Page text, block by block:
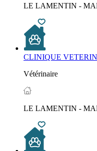
LE LAMENTIN -
CLINIQUE
Vétérinaire
LE LAMENTIN -